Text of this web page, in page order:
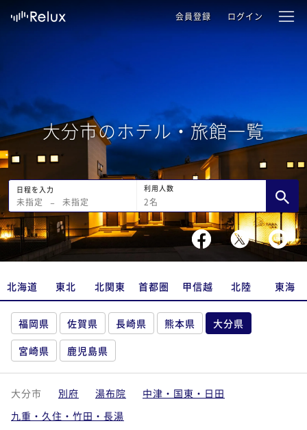
会員登録 ログイン
大分市のホテル・旅館一覧
日程を入力
未指定 − 未指定
利用人数
2名
北海道 東北 北関東 首都圏 甲信越 北陸 東海
福岡県 佐賀県 長崎県 熊本県
大分県
宮崎県
鹿児島県
大分市 別府 湯布院
中津・国東・日田
九重・久住・竹田・長湯